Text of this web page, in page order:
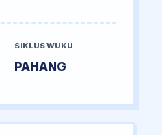
SIKLUS WUKU
PAHANG